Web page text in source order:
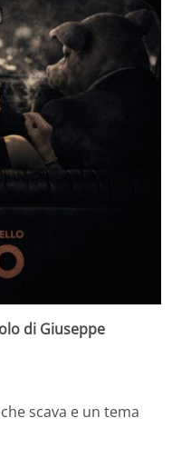
di Giuseppe
scava e un tema